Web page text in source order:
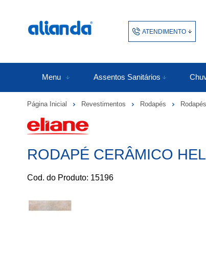
ATENDIMENTO
Menu Assentos Sanitários
Página Inicial Revestimentos Rodapés
RODAPÉ CERÂMICO
Cod. do Produto: 15196